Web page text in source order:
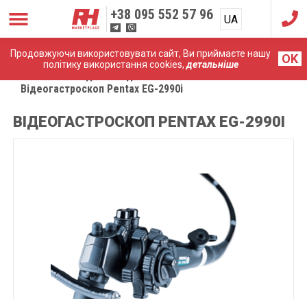
Продовжуючи використовувати сайт, Ви приймаєте нашу
політику використання cookies,детальніше OK
+38 095 552 57 96 UA
RU
Відеогастроскоп Pentax EG-2990i
ВІДЕОГАСТРОСКОП PENTAX EG-2990I